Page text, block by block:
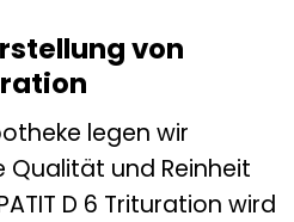
von
legen wir
und Reinheit
D 6 Trituration wird